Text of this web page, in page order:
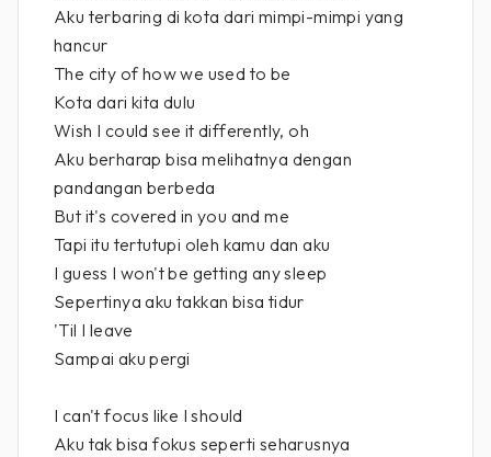
Aku terbaring di kota dari mimpi-mimpi yang
hancur
The city of how we used to be
Kota dari kita dulu
Wish I could see it differently, oh
Aku berharap bisa melihatnya dengan
pandangan berbeda
But it's covered in you and me
Tapi itu tertutupi oleh kamu dan aku
I guess I won't be getting any sleep
Sepertinya aku takkan bisa tidur
'Til I leave
Sampai aku pergi
I can't focus like I should
Aku tak bisa fokus seperti seharusnya